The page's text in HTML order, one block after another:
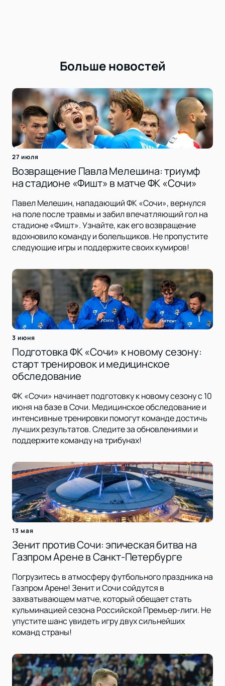
Больше новостей
27 июля
Возвращение Павла Мелешина: триумф
на стадионе «Фишт» в матче ФК «Сочи»
Павел Мелешин, нападающий ФК «Сочи», вернулся
на поле после травмы и забил впечатляющий гол на
стадионе «Фишт». Узнайте, как его возвращение
вдохновило команду и болельщиков. Не пропустите
следующие игры и поддержите своих кумиров!
3 июня
Подготовка ФК «Сочи» к новому сезону:
старт тренировок и медицинское
обследование
ФК «Сочи» начинает подготовку к новому сезону с 10
июня на базе в Сочи. Медицинское обследование и
интенсивные тренировки помогут команде достичь
лучших результатов. Следите за обновлениями и
поддержите команду на трибунах!
13 мая
Зенит против Сочи: эпическая битва на
Газпром Арене в Санкт-Петербурге
Погрузитесь в атмосферу футбольного праздника на
Газпром Арене! Зенит и Сочи сойдутся в
захватывающем матче, который обещает стать
кульминацией сезона Российской Премьер-лиги. Не
упустите шанс увидеть игру двух сильнейших
команд страны!